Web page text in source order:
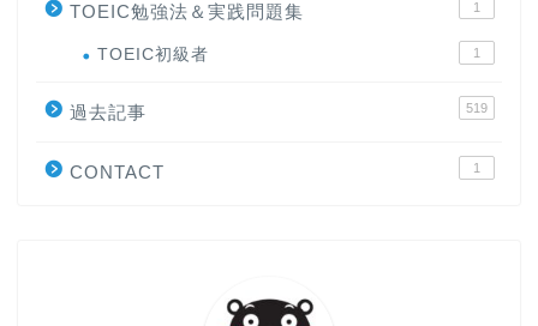
TOEIC勉強法＆実践問題集 1
TOEIC初級者 1
過去記事 519
CONTACT 1
大学入試英語対策講座